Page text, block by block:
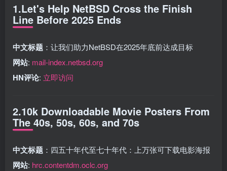
1.Let's Help NetBSD Cross the Finish
Line Before 2025 Ends
中文标题 ：让我们助力NetBSD在2025年底前达成目标
网站: mail-index.netbsd.org
HN评论: 立即访问
2.10k Downloadable Movie Posters From
The 40s, 50s, 60s, and 70s
中文标题 ：四五十年代至七十年代：上万张可下载电影海报
网站: hrc.contentdm.oclc.org